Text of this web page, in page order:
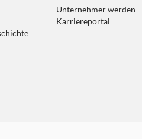
Unternehmer werden
Karriereportal